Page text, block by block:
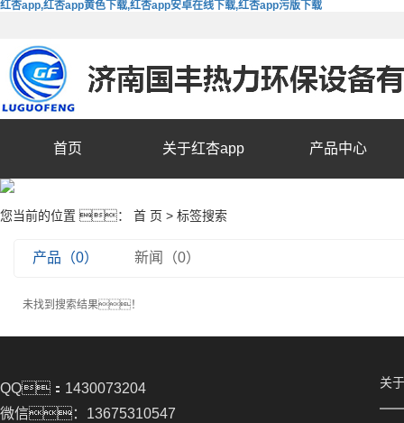
红杏app,红杏app黄色下载,红杏app安卓在线下载,红杏app污版下载
首页 关于红杏app 产品中心
您当前的位置 ： 首 页 > 标签搜索
产品（0） 新闻（0）
未找到搜索结果！
QQ：1430073204
微信：13675310547
关